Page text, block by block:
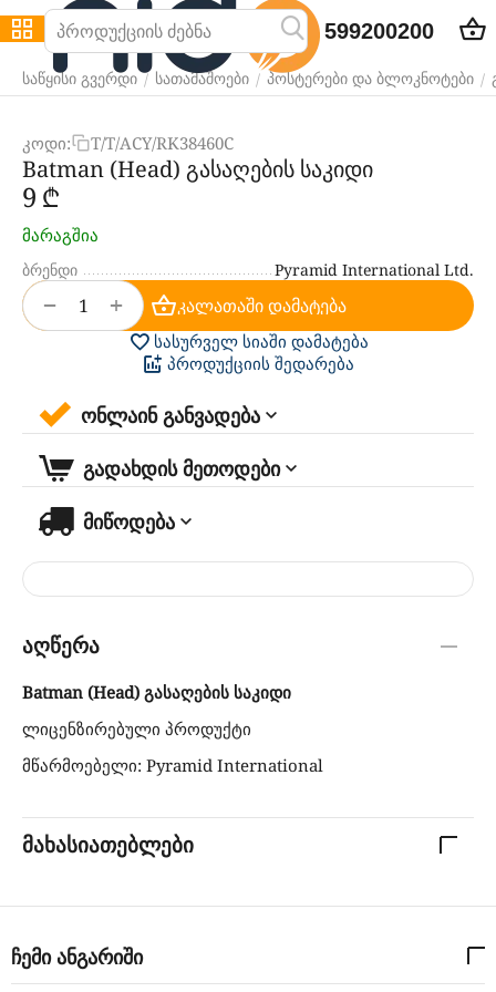
599200200
საწყისი გვერდი / სათამაშოები / პოსტერები და ბლოკნოტები /
კოდი: T/T/ACY/RK38460C
Batman (Head) გასაღების საკიდი
‍9‍ ₾
მარაგშია
ბრენდი Pyramid International Ltd.
+
− კალათაში დამატება
სასურველ სიაში დამატება
პროდუქციის შედარება
ონლაინ განვადება
გადახდის მეთოდები
მიწოდება
აღწერა
Batman (Head) გასაღების საკიდი
ლიცენზირებული პროდუქტი
მწარმოებელი: Pyramid International
მახასიათებლები
ჩემი ანგარიში